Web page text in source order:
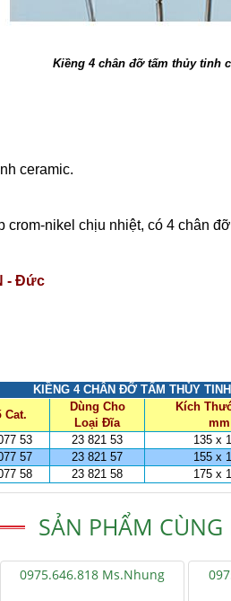
Kiềng 4 chân đỡ tấm thủy tinh
ceramic.
nikel chịu nhiệt, có 4 chân
- Đức
KIỀNG 4 CHÂN ĐỠ TẤM THỦY
Cat.
Dùng Cho
Loại Đĩa
Kích
mm
53
23 821 53 135 x
57
23 821 57 155 x
58
23 821 58 175 x
SẢN PHẨM CÙNG
0975.646.818 Ms.Nhung